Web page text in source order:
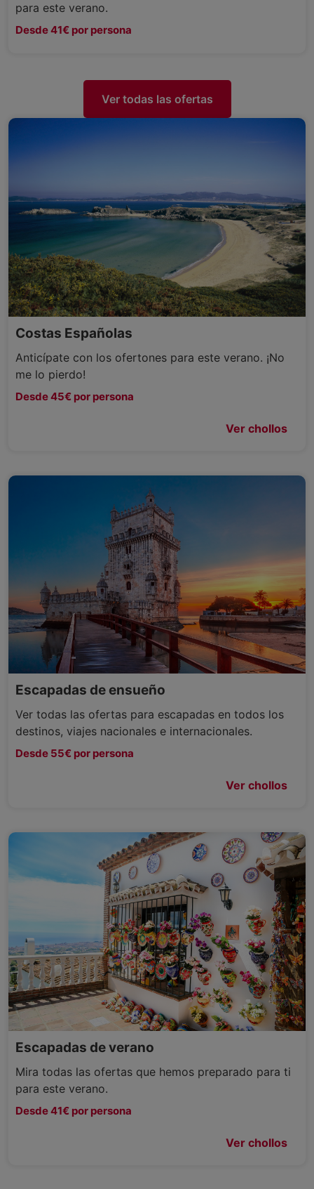
para este verano.
Desde 41€ por persona
Ver todas las ofertas
Costas Españolas
Anticípate con los ofertones para este verano. ¡No
me lo pierdo!
Desde 45€ por persona
Ver chollos
Escapadas de ensueño
Ver todas las ofertas para escapadas en todos los
destinos, viajes nacionales e internacionales.
Desde 55€ por persona
Ver chollos
Escapadas de verano
Mira todas las ofertas que hemos preparado para ti
para este verano.
Desde 41€ por persona
Ver chollos